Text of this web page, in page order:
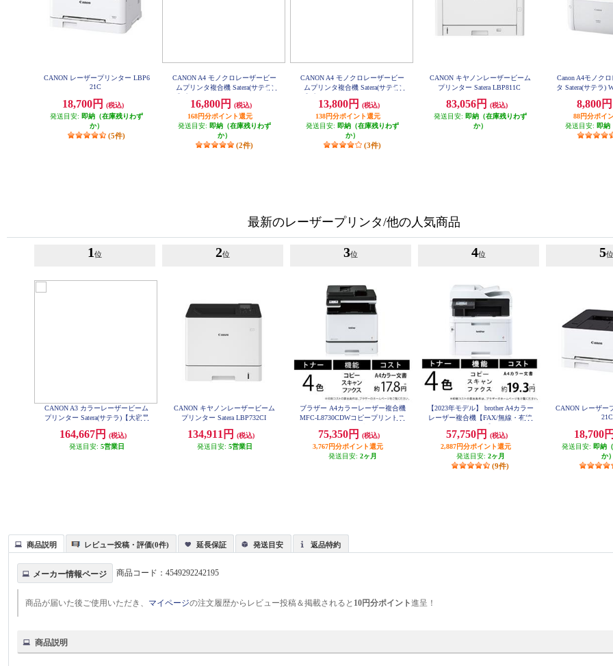
CANON レーザープリンター LBP6
21C
18,700円
(税込)
発送目安: 即納（在庫残りわず
か）
(5件)
CANON A4 モノクロレーザービー
ムプリンタ複合機 Satera(サテラ)
ADF搭載/タッチパネル搭載/両面
印刷対応/無線LAN搭載】 MF273D
W
16,800円
(税込)
168円分ポイント還元
発送目安: 即納（在庫残りわず
か）
(2件)
CANON A4 モノクロレーザービー
ムプリンタ複合機 Satera(サテラ)
タッチパネル搭載/両面印刷対応/
無線LAN搭載】 MF272DW
13,800円
(税込)
138円分ポイント還元
発送目安: 即納（在庫残りわず
か）
(3件)
CANON キヤノンレーザービーム
プリンター Satera LBP811C
83,056円
(税込)
発送目安: 即納（在庫残りわず
か）
Canon A4モノク
タ Satera(サテラ)
8,800円
88円分ポイ
発送目安: 即納
最新のレーザープリンタ/他の人気商品
1 位
CANON A3 カラーレーザービーム
プリンター Satera(サテラ)【大容量
高速プリント/無線LAN搭載】★大
型配送対象商品 LBP862CI
164,667円
(税込)
発送目安: 5営業日
2位
CANON キヤノンレーザービーム
プリンター Satera LBP732CI
134,911円
(税込)
発送目安: 5営業日
3位
ブラザー A4カラーレーザー複合機
MFC-L8730CDWコピープリントス
LAN MFC-L8730CDW
75,350円
(税込)
3,767円分ポイント還元
発送目安: 2ヶ月
4位
【2023年モデル】 brother A4カラー
レーザー複合機【FAX/無線・有線
CDW
57,750円
(税込)
2,887円分ポイント還元
発送目安: 2ヶ月
(9件)
5位
CANON レーザー
21C
18,700円
発送目安: 即納
か）
商品説明 レビュー投稿・評価(0件) 延長保証 発送目安 返品特約
メーカー情報ページ 商品コード：4549292242195
商品が届いた後ご使用いただき、 マイページの注文履歴からレビュー投稿＆掲載されると 10円分ポイント進呈！
商品説明